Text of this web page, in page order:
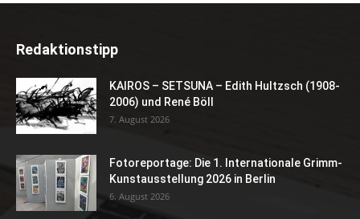
Redaktionstipp
KAIROS – SETSUNA – Edith Hultzsch (1908-
2006) und René Böll
7. August 2026
Fotoreportage: Die 1. Internationale Grimm-
Kunstausstellung 2026 in Berlin
6. August 2026